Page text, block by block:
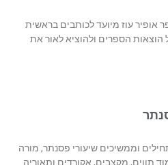
אופיר עוז מיועד לכותבים בראשית
הספרים ולהוציא לאור את
וממשיכים שיעורי פסנתר, מורה
תווים, מקצבים, אקורדים ותאוריה